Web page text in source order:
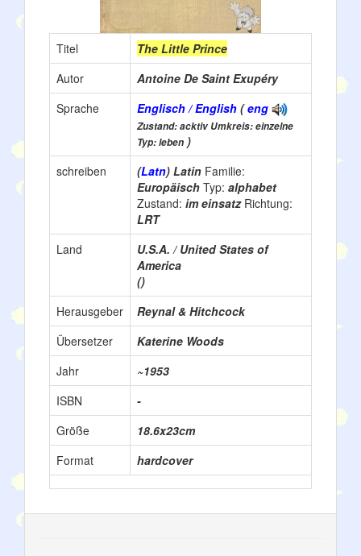
Titel
The Little Prince
Autor
Antoine De Saint Exupéry
Sprache
Englisch / English (eng
Zustand: acktiv Umkreis: einzelne
Typ: leben )
schreiben
(Latn) Latin Familie:
Europäisch Typ: alphabet
Zustand: im einsatz Richtung:
LRT
Land
U.S.A. / United States of
America
()
Herausgeber
Reynal & Hitchcock
Übersetzer
Katerine Woods
Jahr
~1953
ISBN
-
Größe
18.6x23cm
Format
hardcover